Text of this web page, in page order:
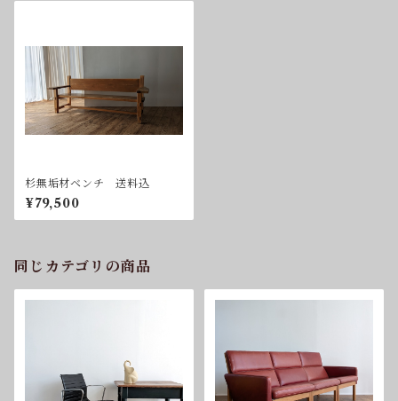
杉無垢材ベンチ 送料込
¥79,500
同じカテゴリの商品